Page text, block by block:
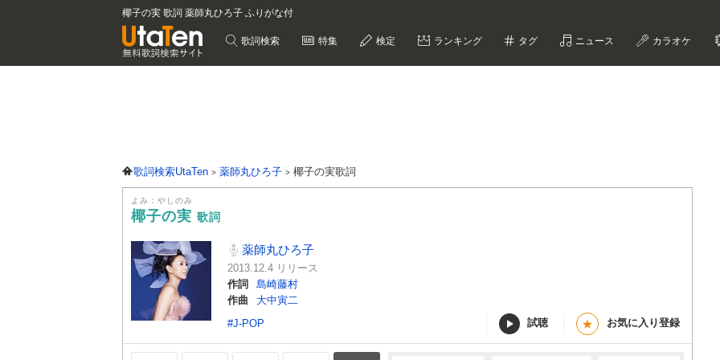
椰子の実 歌詞 薬師丸ひろ子 ふりがな付
歌詞検索 特集 検定 ランキング タグ ニュース カラオケ
歌詞検索UtaTen 薬師丸ひろ子 椰子の実歌詞
よみ：やしのみ
椰子の実 歌詞
薬師丸ひろ子
2013.12.4 リリース
作詞
島崎藤村
作曲
大中寅二
#J-POP
試聴 ★ お気に入り登録